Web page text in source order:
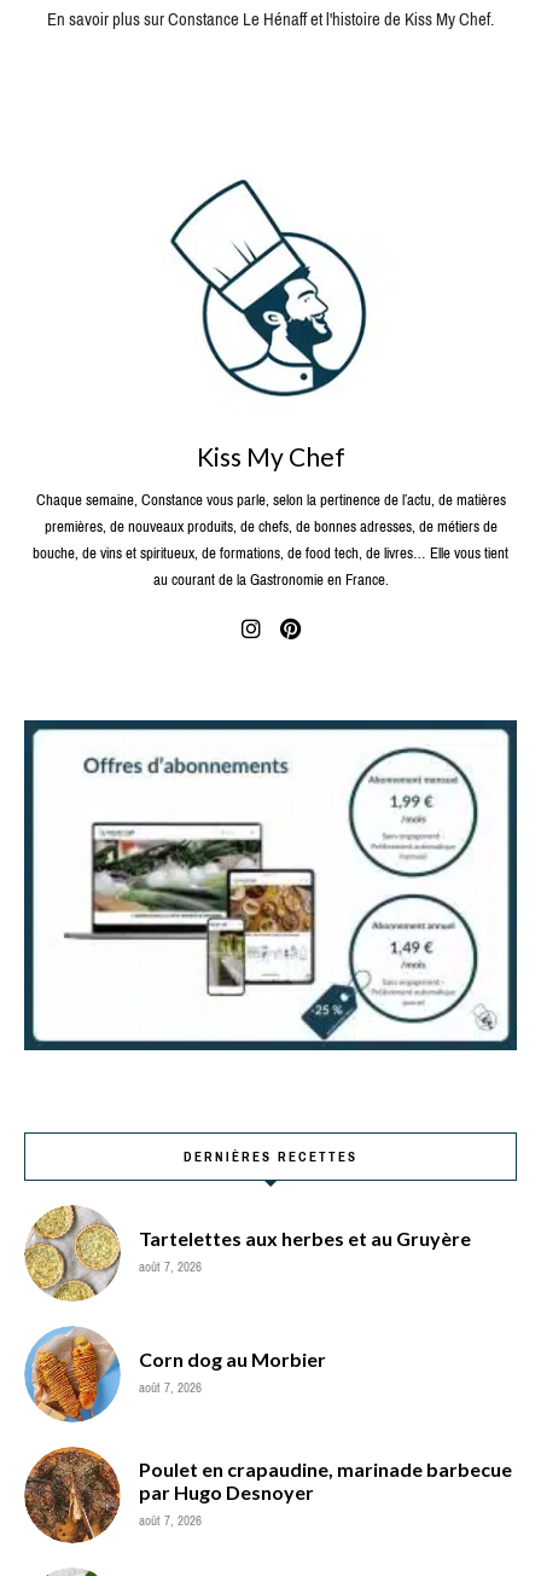
En savoir plus sur Constance Le Hénaff et l'histoire de Kiss My Chef.
Kiss My Chef
Chaque semaine, Constance vous parle, selon la pertinence de l’actu, de matières
premières, de nouveaux produits, de chefs, de bonnes adresses, de métiers de
bouche, de vins et spiritueux, de formations, de food tech, de livres… Elle vous tient
au courant de la Gastronomie en France.
DERNIÈRES RECETTES
Tartelettes aux herbes et au Gruyère
août 7, 2026
Corn dog au Morbier
août 7, 2026
Poulet en crapaudine, marinade barbecue
par Hugo Desnoyer
août 7, 2026